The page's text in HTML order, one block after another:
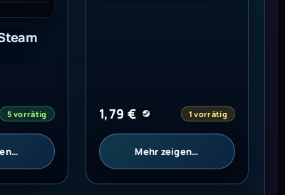
5 vorrätig 1,79€ 1 vorrätig
Mehr zeigen…